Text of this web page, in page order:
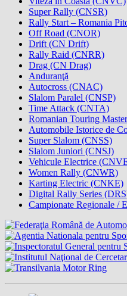
Super Rally (CNSR)
Rally Start – Romania
Off Road (CNOR)
Drift (CN Drift)
Rally Raid (CNRR)
Drag (CN Drag)
Anduranţă
Autocross (CNAC)
Slalom Paralel (CNSP)
Time Attack (CNTA)
Romanian Touring
Automobile Istorice de
Super Slalom (CNSS)
Slalom Juniori (CNSJ)
Vehicule Electrice
Women Rally (CNWR)
Karting Electric (CNKE)
Digital Rally Series
Campionate Regionale /